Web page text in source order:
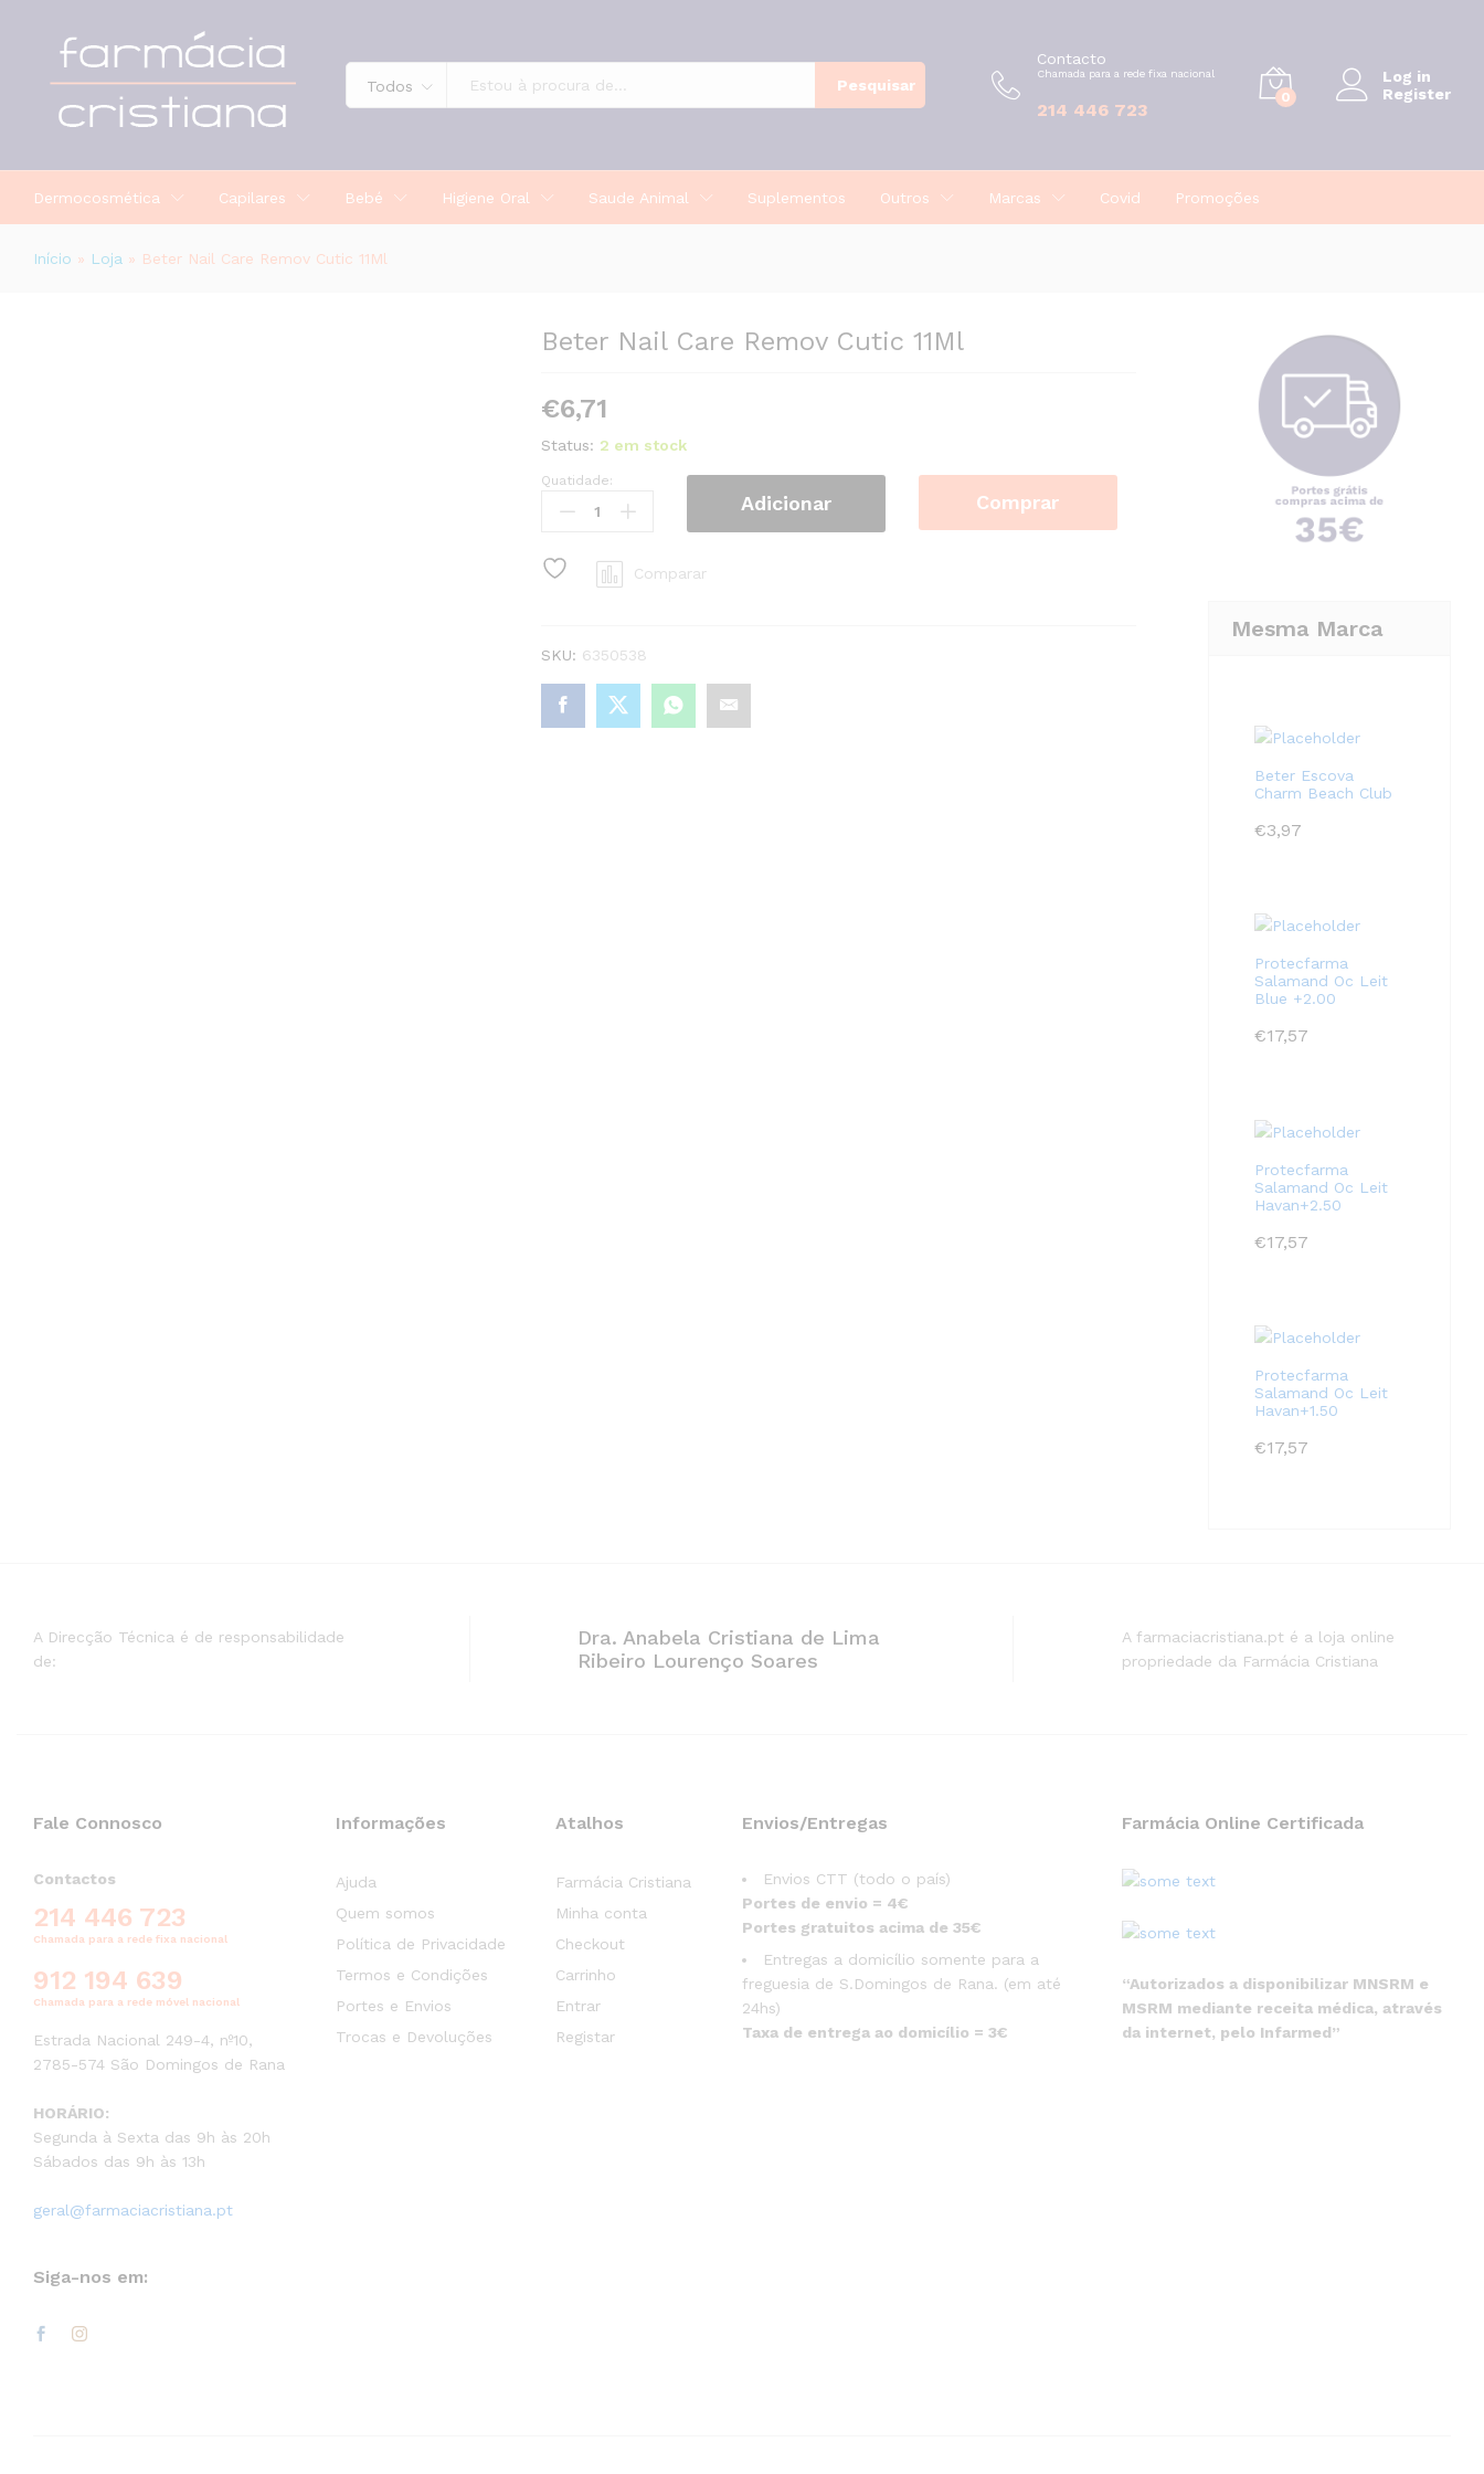
Todos Pesquisar
Contacto
Chamada para a rede fixa nacional
214 446 723
0
Log in
Register
Dermocosmética Capilares Bebé Higiene Oral Saude Animal Suplementos Outros Marcas Covid Promoções
Início » Loja » Beter Nail Care Remov Cutic 11Ml
Beter Nail Care Remov Cutic 11Ml
€6,71
Status: 2 em stock
Beter
Nail
Remov
Cutic
Quatidade:
Adicionar Comprar
Comparar
SKU: 6350538
Mesma Marca
Beter Escova
Charm Beach Club
€3,97
Protecfarma
Salamand Oc Leit
Blue +2.00
€17,57
Protecfarma
Salamand Oc Leit
Havan+2.50
€17,57
Protecfarma
Salamand Oc Leit
Havan+1.50
€17,57
A Direcção Técnica é de responsabilidade
de:
Dra. Anabela Cristiana de Lima
Ribeiro Lourenço Soares
A farmaciacristiana.pt é a loja online
propriedade da Farmácia Cristiana
Fale Connosco
Contactos
214 446 723
Chamada para a rede fixa nacional
912 194 639
Chamada para a rede móvel nacional
Estrada Nacional 249-4, nº10,
2785-574 São Domingos de Rana
HORÁRIO:
Segunda à Sexta das 9h às 20h
Sábados das 9h às 13h
geral@farmaciacristiana.pt
Siga-nos em:
Informações
Ajuda
Quem somos
Política de Privacidade
Termos e Condições
Portes e Envios
Trocas e Devoluções
Atalhos
Farmácia Cristiana
Minha conta
Checkout
Carrinho
Entrar
Registar
Envios/Entregas
Envios CTT (todo o país)
Portes de envio = 4€
Portes gratuitos acima de 35€
Entregas a domicílio somente para a
freguesia de S.Domingos de Rana. (em até
24hs)
Taxa de entrega ao domicílio = 3€
Farmácia Online Certificada
“Autorizados a disponibilizar MNSRM e
MSRM mediante receita médica, através
da internet, pelo Infarmed”